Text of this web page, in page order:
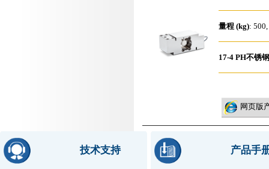
量程 (kg):
17-4 PH不锈
网页版
技术支持 产品手